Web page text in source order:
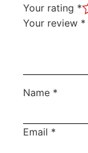
Your rating *
Your review *
Name *
Email *